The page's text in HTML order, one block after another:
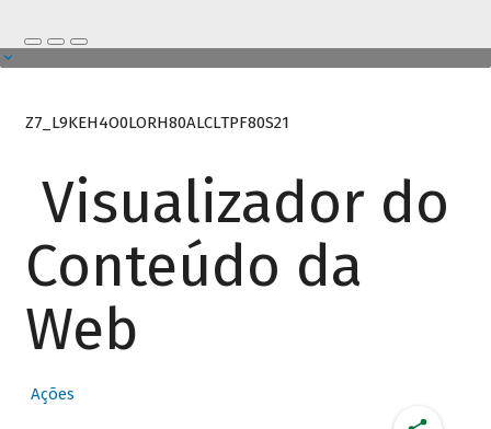
Z7_L9KEH4O0LORH80ALCLTPF80S21
Visualizador do
Conteúdo da
Web
Ações